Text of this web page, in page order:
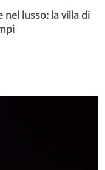
nel lusso: la villa di